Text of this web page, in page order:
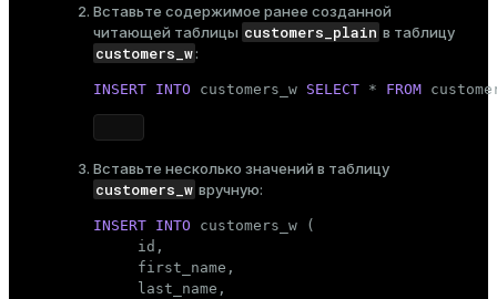
Вставьте содержимое ранее созданной
читающей таблицы customers_plain в таблицу
customers_w:
INSERT INTO customers_w SELECT * FROM
Вставьте несколько значений в таблицу
customers_w вручную:
INSERT INTO customers_w (
     id,
     first_name,
     last_name,